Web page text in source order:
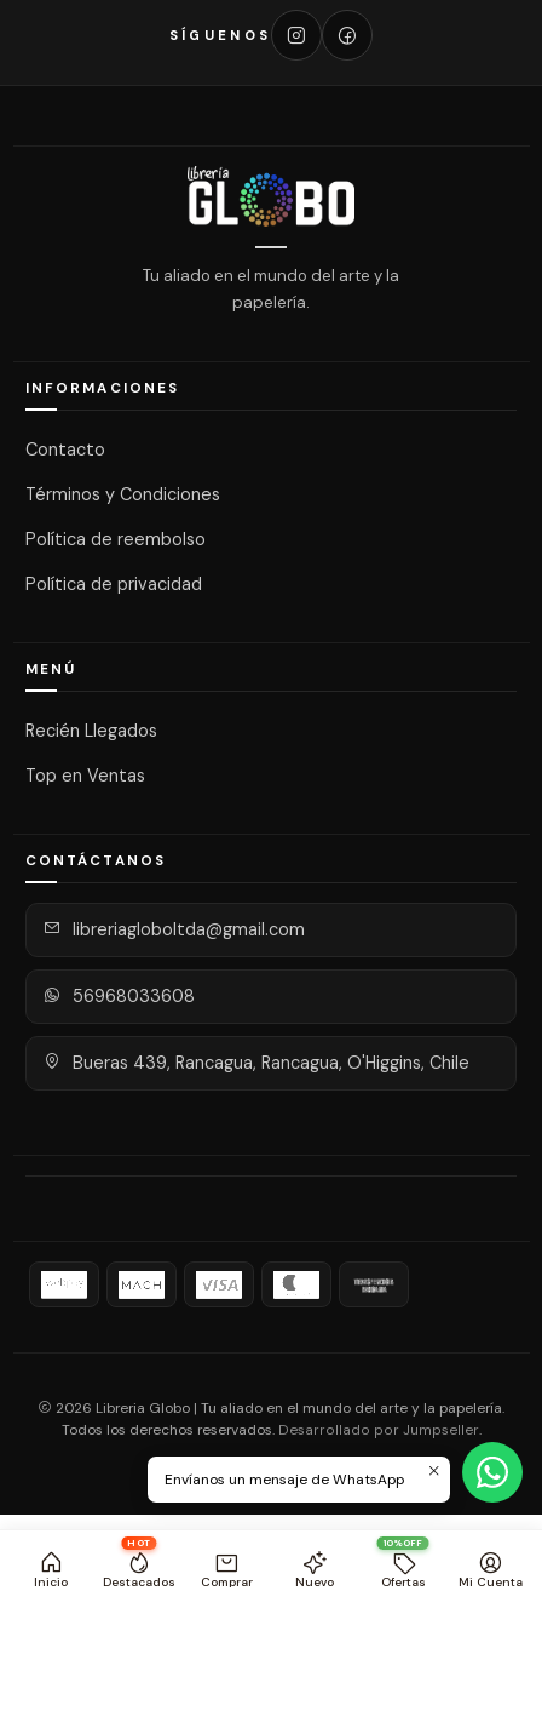
Inicio
HOT
Destacados Comprar Nuevo
10%OFF
Ofertas Mi Cuenta
SÍGUENOS
Tu aliado en el mundo del arte y la
papelería.
INFORMACIONES
Contacto
Términos y Condiciones
Política de reembolso
Política de privacidad
MENÚ
Recién Llegados
Top en Ventas
CONTÁCTANOS
libreriagloboltda@gmail.com
56968033608
Bueras 439, Rancagua, Rancagua, O'Higgins, Chile
2026 Libreria Globo | Tu aliado en el mundo del arte y la papelería.
Todos los derechos reservados. Desarrollado por Jumpseller.
Envíanos un mensaje de WhatsApp